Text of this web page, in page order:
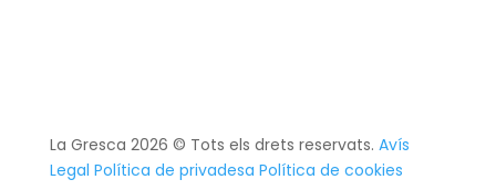
La Gresca 2026 © Tots els drets reservats. Avís
Legal Política de privadesa Política de cookies